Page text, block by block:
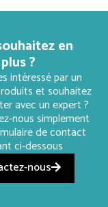
en
?
intéressé par un
et souhaitez
avec un expert ?
nous simplement
de contact
ci-dessous
nous